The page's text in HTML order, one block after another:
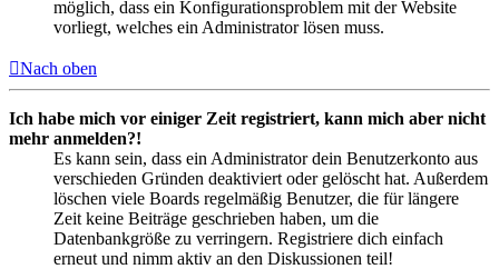
möglich, dass ein Konfigurationsproblem mit der Website
vorliegt, welches ein Administrator lösen muss.
Nach oben
Ich habe mich vor einiger Zeit registriert, kann mich aber nicht
mehr anmelden?!
Es kann sein, dass ein Administrator dein Benutzerkonto aus
verschieden Gründen deaktiviert oder gelöscht hat. Außerdem
löschen viele Boards regelmäßig Benutzer, die für längere
Zeit keine Beiträge geschrieben haben, um die
Datenbankgröße zu verringern. Registriere dich einfach
erneut und nimm aktiv an den Diskussionen teil!